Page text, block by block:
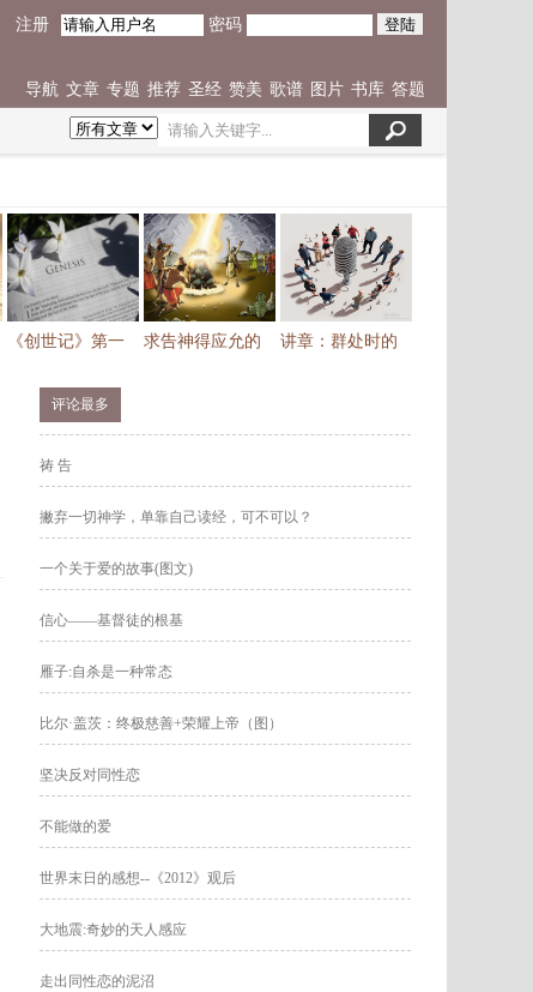
密码
注册
导航 文章 专题 推荐 圣经 赞美 歌谱 图片 书库 答题
《创世记》第一 求告神得应允的 讲章：群处时的
评论最多
祷 告
撇弃一切神学，单靠自己读经，可不可以？
一个关于爱的故事(图文)
信心——基督徒的根基
雁子:自杀是一种常态
比尔·盖茨：终极慈善+荣耀上帝（图）
坚决反对同性恋
不能做的爱
世界末日的感想--《2012》观后
大地震:奇妙的天人感应
走出同性恋的泥沼